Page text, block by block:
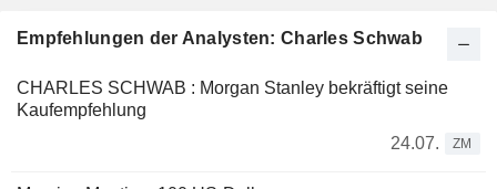
Empfehlungen der Analysten: Charles Schwab
CHARLES SCHWAB : Morgan Stanley bekräftigt seine
Kaufempfehlung
24.07.
ZM